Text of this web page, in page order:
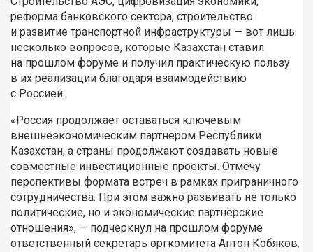
реформа банковского сектора, строительство
и развитие транспортной инфраструктуры — вот лишь
несколько вопросов, которые Казахстан ставил
на прошлом форуме и получил практическую пользу
в их реализации благодаря взаимодействию
с Россией.
«Россия продолжает оставаться ключевым
внешнеэкономическим партнёром Республики
Казахстан, а страны продолжают создавать новые
совместные инвестиционные проекты. Отмечу
перспективы формата встреч в рамках приграничного
сотрудничества. При этом важно развивать не только
политические, но и экономические партнёрские
отношения», — подчеркнул на прошлом форуме
ответственный секретарь оргкомитета Антон Кобяков.